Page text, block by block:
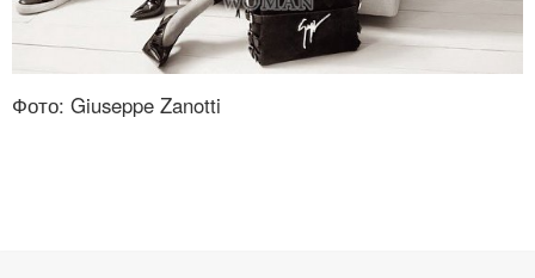
Фото: Giuseppe Zanotti